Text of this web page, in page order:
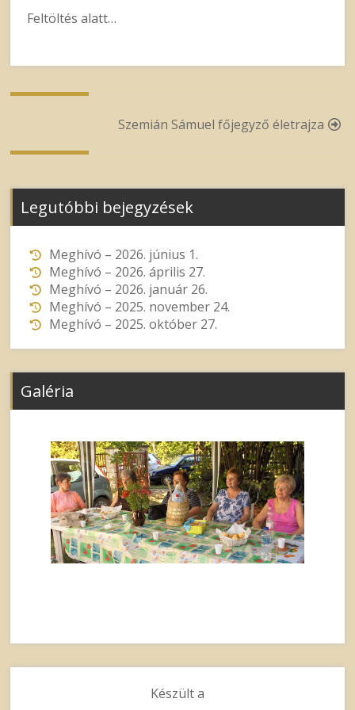
Feltöltés alatt…
navigation
Szemián Sámuel főjegyző életrajza
Legutóbbi bejegyzések
Meghívó – 2026. június 1.
Meghívó – 2026. április 27.
Meghívó – 2026. január 26.
Meghívó – 2025. november 24.
Meghívó – 2025. október 27.
Galéria
Készült a